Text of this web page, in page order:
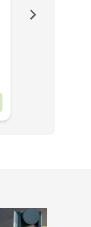
Venado Tuerto